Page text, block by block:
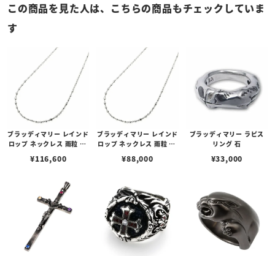
この商品を見た人は、こちらの商品もチェックしていま
す
ブラッディマリー レインド
ロップ ネックレス 雨粒 60
¥116,600
ブラッディマリー レインド
ロップ ネックレス 雨粒 45
¥88,000
ブラッディマリー ラピス
リング 石
¥33,000